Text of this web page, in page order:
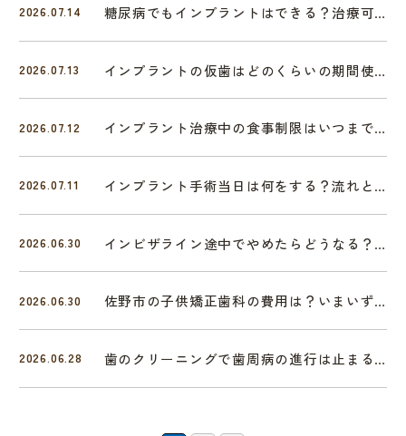
2026.07.14 糖尿病でもインプラントはできる？治療可能な条件と注意点
2026.07.13 インプラントの仮歯はどのくらいの期間使う？平均目安と注意点
2026.07.12 インプラント治療中の食事制限はいつまで？段階別に食べられるもの
2026.07.11 インプラント手術当日は何をする？流れと所要時間をわかりやすく解説
2026.06.30 インビザライン途中でやめたらどうなる？リスクと対処法を歯科医師が解説
2026.06.30 佐野市の子供矯正歯科の費用は？いまいずみ歯科のⅠ期・0期治療を解説
2026.06.28 歯のクリーニングで歯周病の進行は止まる？佐野市いまいずみ歯科が解説